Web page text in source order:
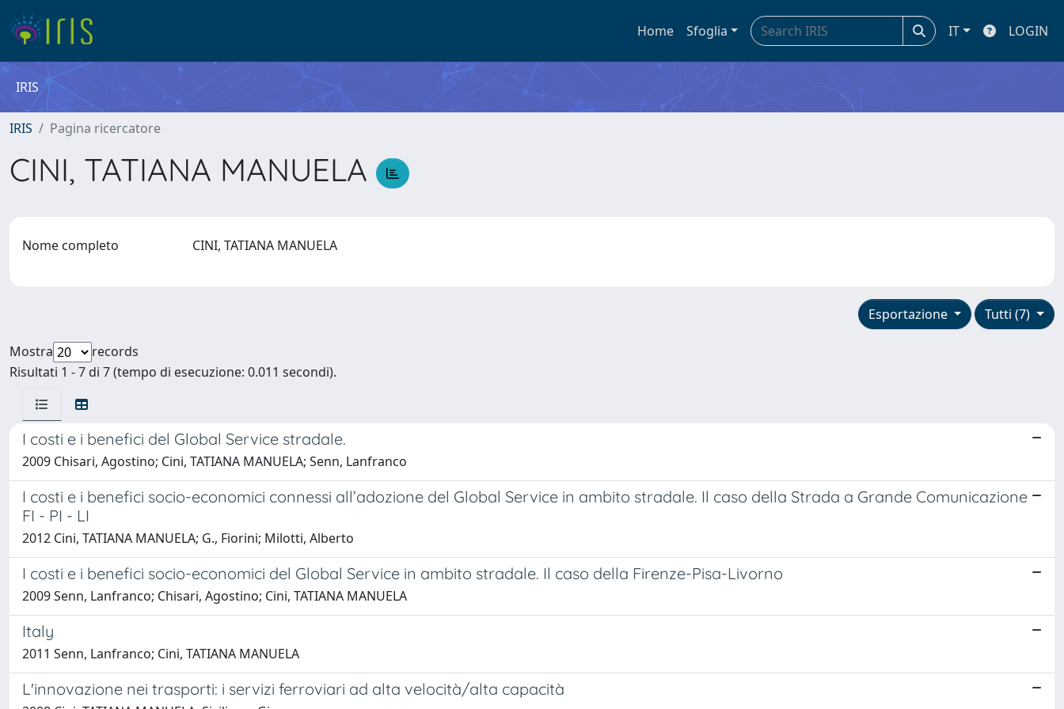
Home Sfoglia IT LOGIN
IRIS
IRIS Pagina ricercatore
CINI, TATIANA MANUELA
Nome completo CINI, TATIANA MANUELA
Tutti (7)
Esportazione
Mostra
records
Risultati 1 - 7 di 7 (tempo di esecuzione: 0.011 secondi).
I costi e i benefici del Global Service stradale.
2009 Chisari, Agostino; Cini, TATIANA MANUELA; Senn, Lanfranco
I costi e i benefici socio-economici connessi all’adozione del Global Service in ambito stradale. Il caso della Strada a Grande Comunicazione
FI - PI - LI
2012 Cini, TATIANA MANUELA; G., Fiorini; Milotti, Alberto
I costi e i benefici socio-economici del Global Service in ambito stradale. Il caso della Firenze-Pisa-Livorno
2009 Senn, Lanfranco; Chisari, Agostino; Cini, TATIANA MANUELA
Italy
2011 Senn, Lanfranco; Cini, TATIANA MANUELA
L'innovazione nei trasporti: i servizi ferroviari ad alta velocità/alta capacità